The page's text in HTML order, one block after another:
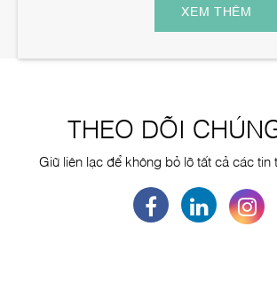
XEM THÊM
THEO DÕI
Giữ liên lạc để không bỏ lỡ tất cả các tin